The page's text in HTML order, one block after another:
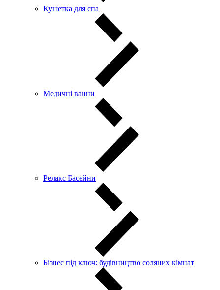
Кушетка для спа
Медичні ванни
Релакс Басейни
Бізнес під ключ: будівництво соляних кімнат